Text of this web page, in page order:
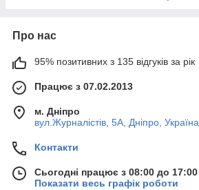
Про нас
95% позитивних з 135 відгуків за рік
Працює з 07.02.2013
м. Дніпро
вул.Журналістів, 5А, Дніпро, Україна
Контакти
Сьогодні працює з 08:00 до 17:00
Показати весь графік роботи